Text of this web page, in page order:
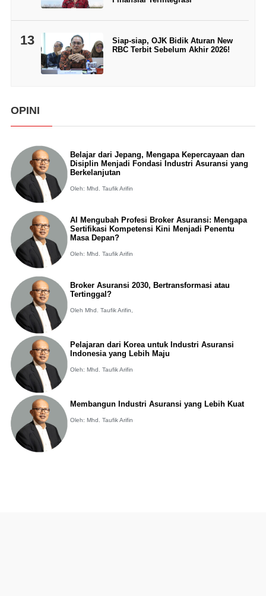
13
Siap-siap, OJK Bidik Aturan New
RBC Terbit Sebelum Akhir 2026!
OPINI
Belajar dari Jepang, Mengapa Kepercayaan dan
Disiplin Menjadi Fondasi Industri Asuransi yang
Berkelanjutan
Oleh: Mhd. Taufik Arifin
AI Mengubah Profesi Broker Asuransi: Mengapa
Sertifikasi Kompetensi Kini Menjadi Penentu
Masa Depan?
Oleh: Mhd. Taufik Arifin
Broker Asuransi 2030, Bertransformasi atau
Tertinggal?
Oleh Mhd. Taufik Arifin,
Pelajaran dari Korea untuk Industri Asuransi
Indonesia yang Lebih Maju
Oleh: Mhd. Taufik Arifin
Membangun Industri Asuransi yang Lebih Kuat
Oleh: Mhd. Taufik Arifin